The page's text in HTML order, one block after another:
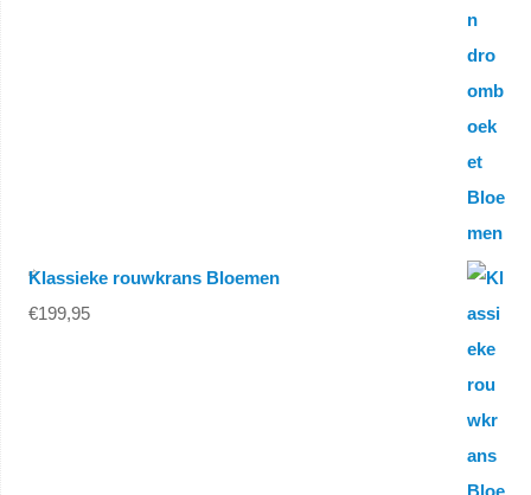
Klassieke rouwkrans Bloemen
€199,95